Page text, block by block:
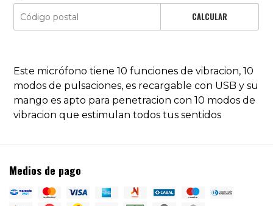
CALCULAR
Este micrófono tiene 10 funciones de vibracion, 10
modos de pulsaciones, es recargable con USB y su
mango es apto para penetracion con 10 modos de
vibracion que estimulan todos tus sentidos
Medios de pago